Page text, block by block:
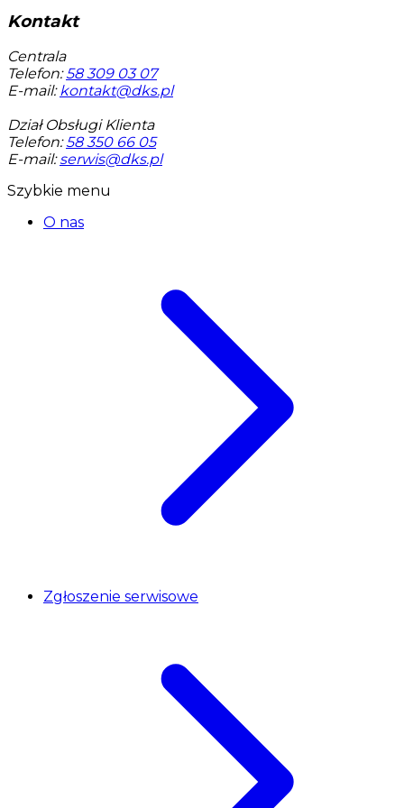
Kontakt
Centrala
Telefon: 58 309 03 07
E-mail: kontakt@dks.pl
Dział Obsługi Klienta
Telefon: 58 350 66 05
E-mail: serwis@dks.pl
Szybkie menu
O nas
Zgłoszenie serwisowe